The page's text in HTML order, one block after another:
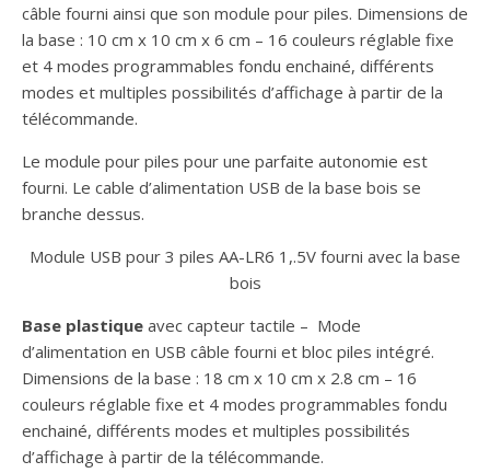
câble fourni ainsi que son module pour piles. Dimensions de
la base : 10 cm x 10 cm x 6 cm – 16 couleurs réglable fixe
et 4 modes programmables fondu enchainé, différents
modes et multiples possibilités d’affichage à partir de la
télécommande.
Le module pour piles pour une parfaite autonomie est
fourni. Le cable d’alimentation USB de la base bois se
branche dessus.
Module USB pour 3 piles AA-LR6 1,.5V fourni avec la base
bois
Base plastique avec capteur tactile – Mode
d’alimentation en USB câble fourni et bloc piles intégré.
Dimensions de la base : 18 cm x 10 cm x 2.8 cm – 16
couleurs réglable fixe et 4 modes programmables fondu
enchainé, différents modes et multiples possibilités
d’affichage à partir de la télécommande.